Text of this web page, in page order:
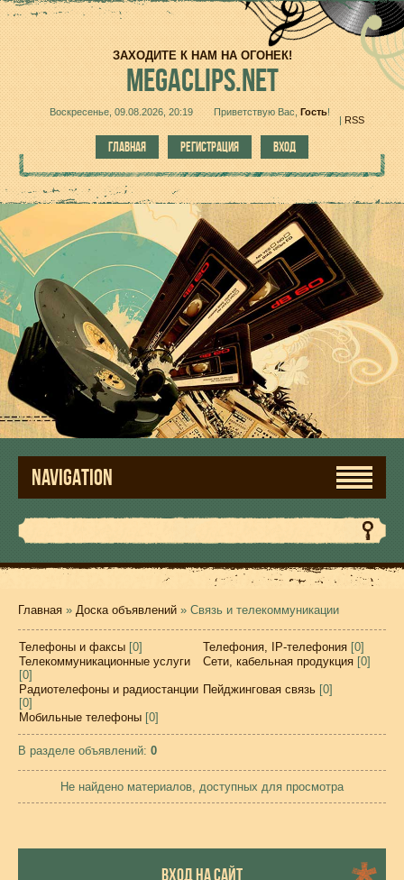
ЗАХОДИТЕ К НАМ НА ОГОНЕК!
MEGACLIPS.NET
Воскресенье, 09.08.2026, 20:19 Приветствую Вас Гость!
| RSS
ГЛАВНАЯ РЕГИСТРАЦИЯ ВХОД
NAVIGATION
Главная » Доска объявлений » Связь и телекоммуникации
Телефоны и факсы [0] Телефония, IP-телефония [0]
Телекоммуникационные услуги
[0]
Сети, кабельная продукция [0]
Радиотелефоны и радиостанции
[0]
Пейджинговая связь [0]
Мобильные телефоны [0]
В разделе объявлений: 0
Не найдено материалов, доступных для просмотра
ВХОД НА САЙТ